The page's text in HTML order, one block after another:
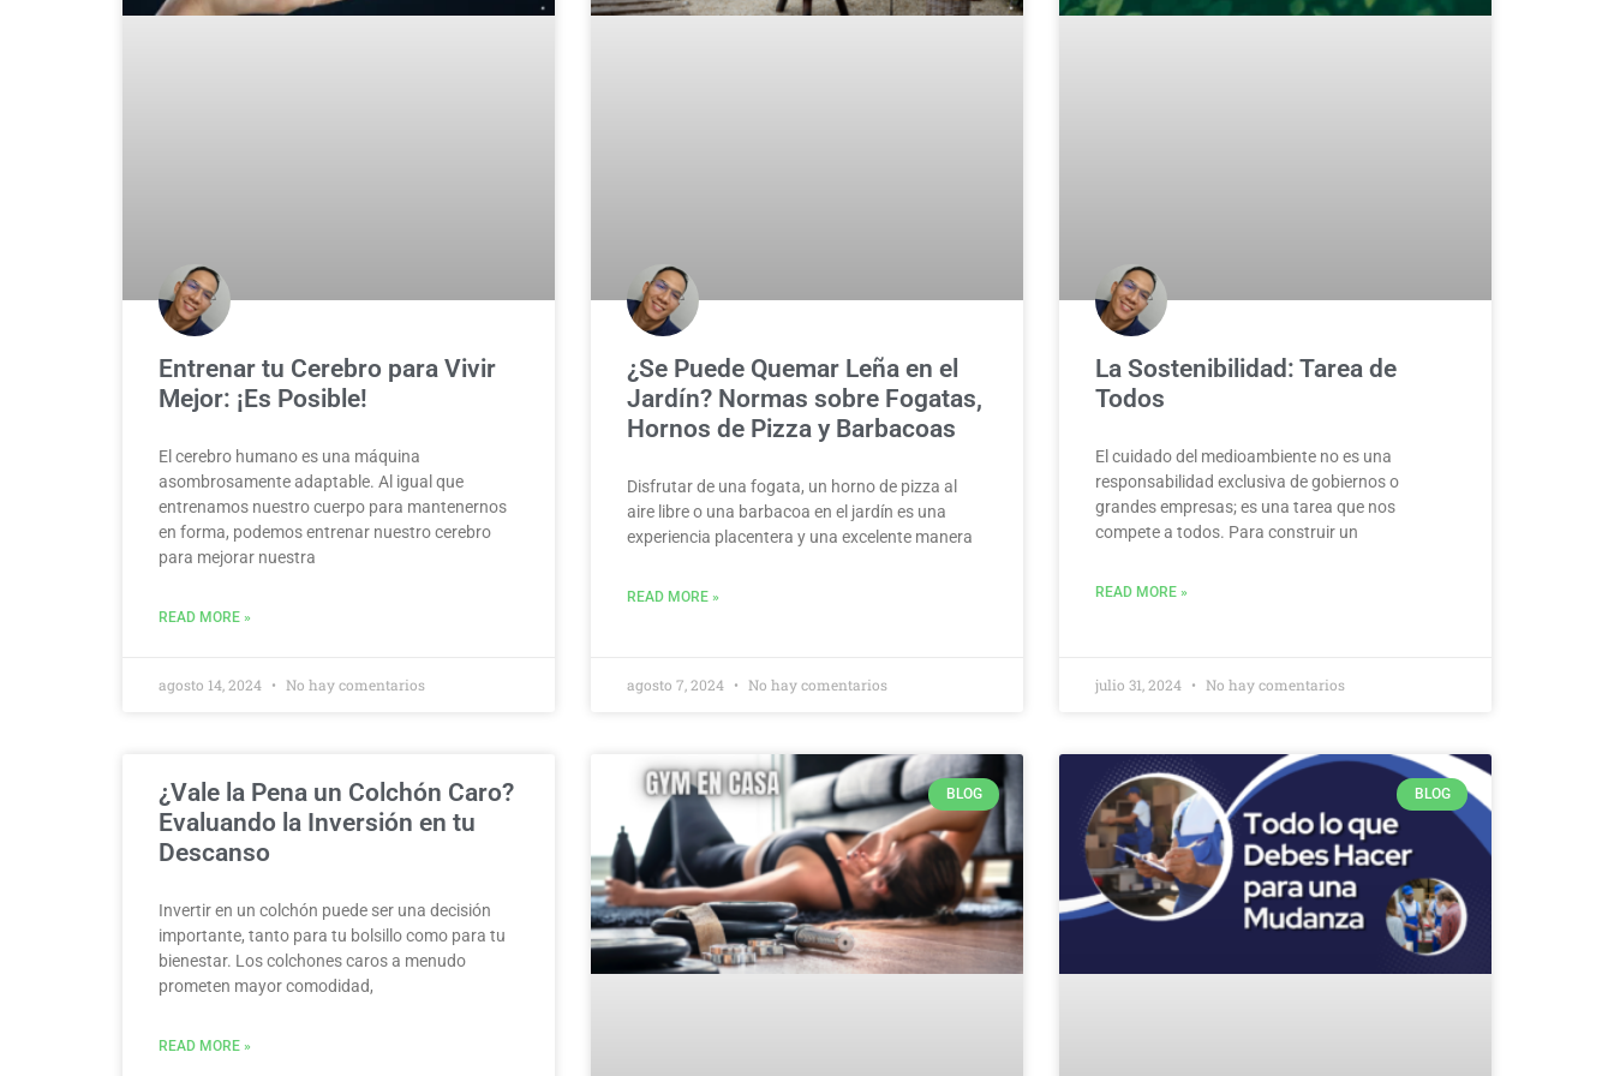
Entrenar tu Cerebro para Vivir
Mejor: ¡Es Posible!
El cerebro humano es una máquina
asombrosamente adaptable. Al igual que
entrenamos nuestro cuerpo para mantenernos
en forma, podemos entrenar nuestro cerebro
para mejorar nuestra
READ MORE »
agosto 14, 2024 No hay comentarios
¿Se Puede Quemar Leña en el
Jardín? Normas sobre Fogatas,
Hornos de Pizza y Barbacoas
Disfrutar de una fogata, un horno de pizza al
aire libre o una barbacoa en el jardín es una
experiencia placentera y una excelente manera
READ MORE »
agosto 7, 2024 No hay comentarios
La Sostenibilidad: Tarea de
Todos
El cuidado del medioambiente no es una
responsabilidad exclusiva de gobiernos o
grandes empresas; es una tarea que nos
compete a todos. Para construir un
READ MORE »
julio 31, 2024 No hay comentarios
¿Vale la Pena un Colchón Caro?
Evaluando la Inversión en tu
Descanso
Invertir en un colchón puede ser una decisión
importante, tanto para tu bolsillo como para tu
bienestar. Los colchones caros a menudo
prometen mayor comodidad,
READ MORE »
BLOG BLOG